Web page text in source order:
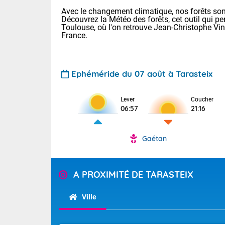
Avec le changement climatique, nos forêts
Découvrez la Météo des forêts, cet outil qui
Toulouse, où l'on retrouve Jean-Christophe
France.
Ephéméride du 07 août à Tarasteix
Lever
06:57
Coucher
21:16
Gaétan
A PROXIMITÉ DE TARASTEIX
Ville
Voici les
: 11/25
Limoges :
Aujourd'hui
La journée